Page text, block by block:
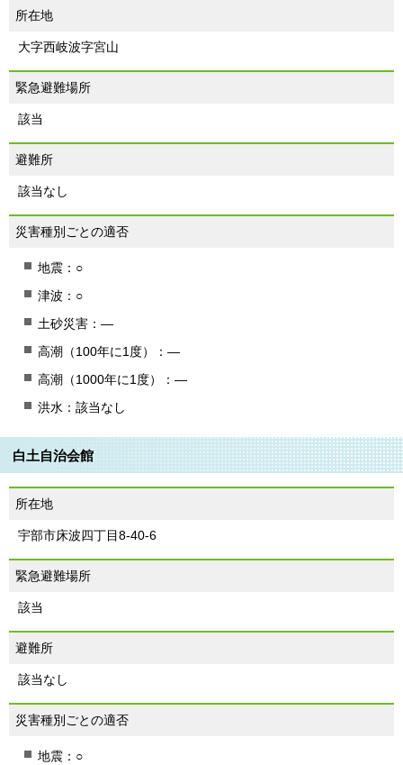
所在地
大字西岐波字宮山
緊急避難場所
該当
避難所
該当なし
災害種別ごとの適否
地震：○
津波：○
土砂災害：―
高潮（100年に1度）：―
高潮（1000年に1度）：―
洪水：該当なし
白土自治会館
所在地
宇部市床波四丁目8-40-6
緊急避難場所
該当
避難所
該当なし
災害種別ごとの適否
地震：○